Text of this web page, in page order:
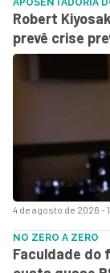
4 de agosto de 2026 -
APOSENTADORIA
Robert
prevê crise
NO ZERO A ZERO
Faculdade do